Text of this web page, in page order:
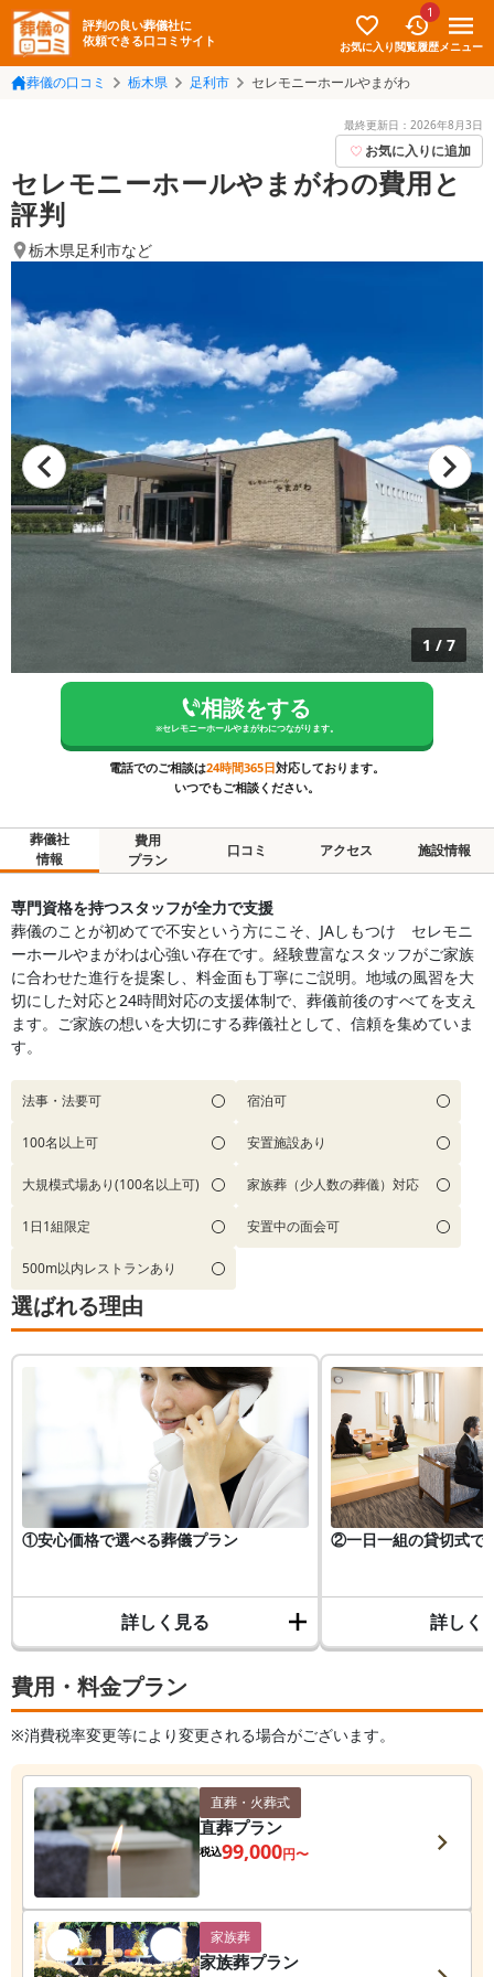
評判の良い葬儀社に
依頼できる口コミサイト
お気に入り
1
閲覧履歴メニュー
葬儀の口コミ 栃木県 足利市 セレモニーホールやまがわ
最終更新日： 2026年8月3日
お気に入りに追加
セレモニーホールやまがわの費用と
評判
栃木県足利市など
1 / 7
相談をする
※セレモニーホールやまがわにつながります。
電話でのご相談は24時間365日対応しております。
いつでもご相談ください。
葬儀社
情報
費用
プラン
口コミ アクセス 施設情報
費用・料金プラン
※消費税率変更等により変更される場合がございます。
直葬・火葬式
直葬プラン
税込99,000円〜
家族葬
家族葬プラン
専門資格を持つスタッフが全力で支援
葬儀のことが初めてで不安という方にこそ、JAしもつけ セレモニ
ーホールやまがわは心強い存在です。経験豊富なスタッフがご家族
に合わせた進行を提案し、料金面も丁寧にご説明。地域の風習を大
切にした対応と24時間対応の支援体制で、葬儀前後のすべてを支え
ます。ご家族の想いを大切にする葬儀社として、信頼を集めていま
す。
法事・法要可 宿泊可
100名以上可 安置施設あり
大規模式場あり(100名以上可) 家族葬（少人数の葬儀）対応
1日1組限定 安置中の面会可
500m以内レストランあり
選ばれる理由
①安心価格で選べる葬儀プラン
詳しく見る
②一日一組の貸切式で
詳しく